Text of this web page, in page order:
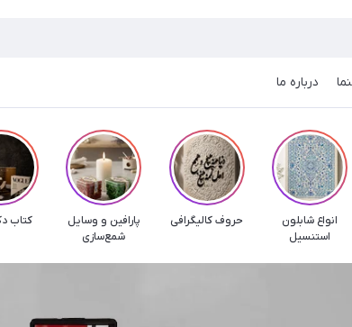
درباره ما
انواع شابلون
استنسیل
حروف کالیگرافی
پارافین و وسایل
شمع‌سازی
کتاب